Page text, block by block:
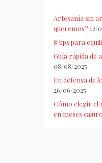
Artesanía sin
queremos? 12/
8 tips para
Guía rápida de
08/08/2025
En defensa de
26/06/2025
Cómo elegir el
en meses